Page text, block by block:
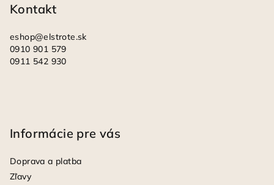
Kontakt
eshop@elstrote.sk
0910 901 579
0911 542 930
Informácie pre vás
Doprava a platba
Zľavy